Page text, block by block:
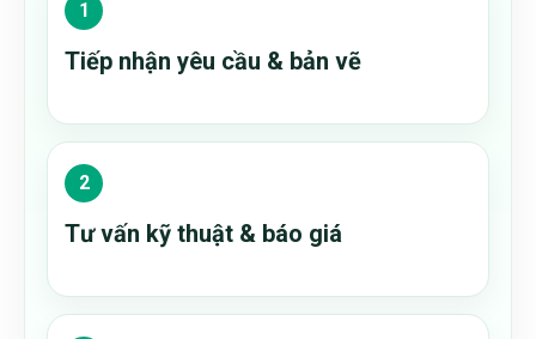
Tiếp nhận yêu cầu & bản vẽ
Tư vấn kỹ thuật & báo giá